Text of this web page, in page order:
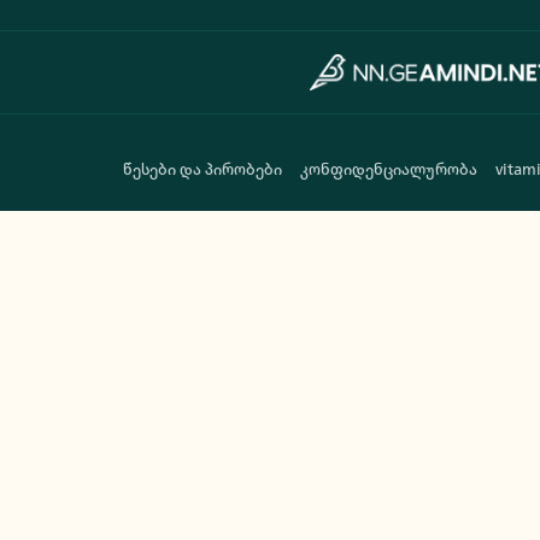
წესები და პირობები კონფიდენციალურობა